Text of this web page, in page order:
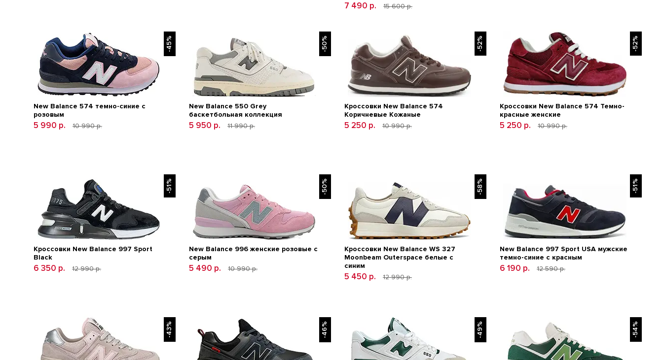
7 490 р. 15 600 р.
-45%
New Balance 574 темно-синие с
розовым
5 990 р. 10 990 р.
-50%
New Balance 550 Grey
баскетбольная коллекция
5 950 р. 11 990 р.
-52%
Кроссовки New Balance 574
Коричневые Кожаные
5 250 р. 10 990 р.
-52%
Кроссовки New Balance 574 Темно-
красные женские
5 250 р. 10 990 р.
-51%
Кроссовки New Balance 997 Sport
Black
6 350 р. 12 990 р.
-50%
New Balance 996 женские розовые с
серым
5 490 р. 10 990 р.
-58%
Кроссовки New Balance WS 327
Moonbeam Outerspace белые с
синим
5 450 р. 12 990 р.
-51%
New Balance 997 Sport USA мужские
темно-синие с красным
6 190 р. 12 590 р.
-43% -46% -49% -54%